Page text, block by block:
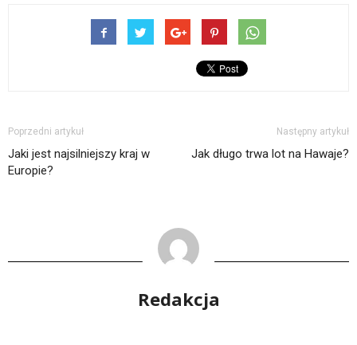
Poprzedni artykuł
Jaki jest najsilniejszy kraj w
Europie?
Następny artykuł
Jak długo trwa lot na Hawaje?
Redakcja